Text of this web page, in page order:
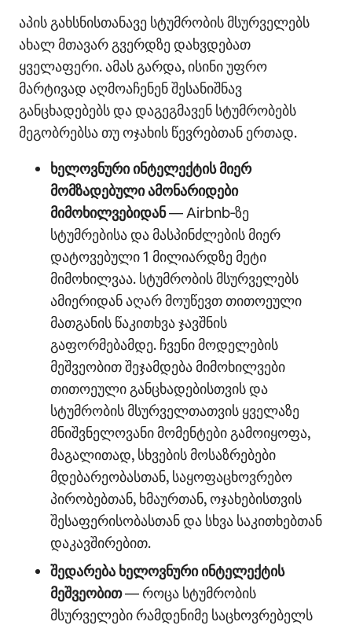
აპის გახსნისთანავე სტუმრობის მსურველებს
ახალ მთავარ გვერდზე დახვდებათ
ყველაფერი. ამას გარდა, ისინი უფრო
მარტივად აღმოაჩენენ შესანიშნავ
განცხადებებს და დაგეგმავენ სტუმრობებს
მეგობრებსა თუ ოჯახის წევრებთან ერთად.
ხელოვნური ინტელექტის მიერ
მომზადებული ამონარიდები
მიმოხილვებიდან— Airbnb‑ზე
სტუმრებისა და მასპინძლების მიერ
დატოვებული 1 მილიარდზე მეტი
მიმოხილვაა. სტუმრობის მსურველებს
ამიერიდან აღარ მოუწევთ თითოეული
მათგანის წაკითხვა ჯავშნის
გაფორმებამდე. ჩვენი მოდელების
მეშვეობით შეჯამდება მიმოხილვები
თითოეული განცხადებისთვის და
სტუმრობის მსურველთათვის ყველაზე
მნიშვნელოვანი მომენტები გამოიყოფა,
მაგალითად, სხვების მოსაზრებები
მდებარეობასთან, საყოფაცხოვრებო
პირობებთან, ხმაურთან, ოჯახებისთვის
შესაფერისობასთან და სხვა საკითხებთან
დაკავშირებით.
შედარება ხელოვნური ინტელექტის
მეშვეობით— როცა სტუმრობის
მსურველები რამდენიმე საცხოვრებელს